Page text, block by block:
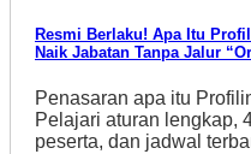
Resmi Berlaku! Apa Itu
Naik Jabatan Tanpa Jalur
Penasaran apa itu
Pelajari aturan lengkap,
peserta, dan jadwal